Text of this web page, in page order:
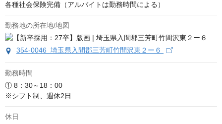
各種社会保険完備（アルバイトは勤務時間による）
勤務地の所在地/地図
354-0046 埼玉県入間郡三芳町竹間沢東２ー６
勤務時間
① 8：30～18：00
※シフト制、週休2日
休日